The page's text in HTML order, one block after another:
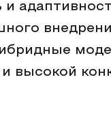
и
высокой